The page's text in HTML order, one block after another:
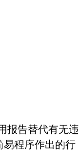
报告替代有无违
易程序作出的行